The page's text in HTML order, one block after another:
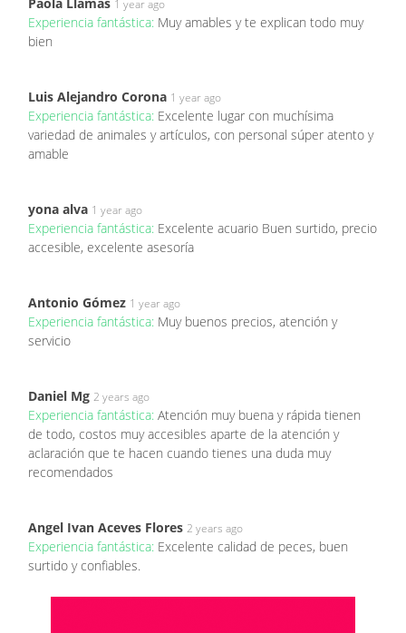
1 year ago
Experiencia fantástica: Muy amables y te explican todo muy
bien
Luis Alejandro Corona 1 year ago
Experiencia fantástica: Excelente lugar con muchísima
variedad de animales y artículos, con personal súper atento y
amable
yona alva 1 year ago
Experiencia fantástica: Excelente acuario Buen surtido, precio
accesible, excelente asesoría
Antonio Gómez 1 year ago
Experiencia fantástica: Muy buenos precios, atención y
servicio
Daniel Mg 2 years ago
Experiencia fantástica: Atención muy buena y rápida tienen
de todo, costos muy accesibles aparte de la atención y
aclaración que te hacen cuando tienes una duda muy
recomendados
Angel Ivan Aceves Flores 2 years ago
Experiencia fantástica: Excelente calidad de peces, buen
surtido y confiables.